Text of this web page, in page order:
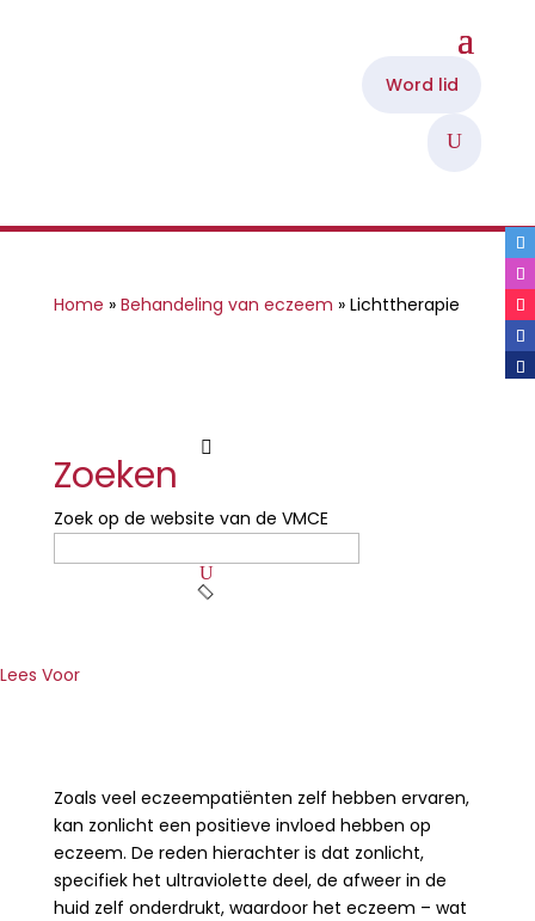
Word lid
U
Home » Behandeling van eczeem » Lichttherapie

Zoeken
Zoek op de website van de VMCE
for:
U

Lees Voor
Zoals veel eczeempatiënten zelf hebben ervaren,
kan zonlicht een positieve invloed hebben op
eczeem. De reden hierachter is dat zonlicht,
specifiek het ultraviolette deel, de afweer in de
huid zelf onderdrukt, waardoor het eczeem – wat